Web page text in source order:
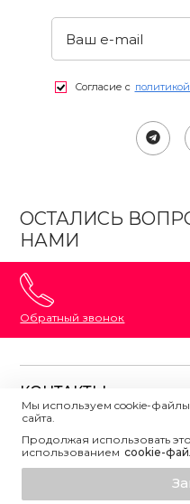
Добавить в
Согласие с
ОСТАЛИСЬ
НАМИ
Обратный звонок
КОНТАКТЫ
8 (800) 333-87-72
Напишите нам
ПОЛЕЗНАЯ
О магазине
Мы используем cookie-
сайта.
Продолжая использовать
использованием сookie-